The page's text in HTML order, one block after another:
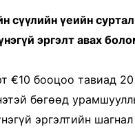
сүүлийн үеийн
эргэлт авах
€10 бооцоо тавиад 20
бөгөөд
эргэлтийн